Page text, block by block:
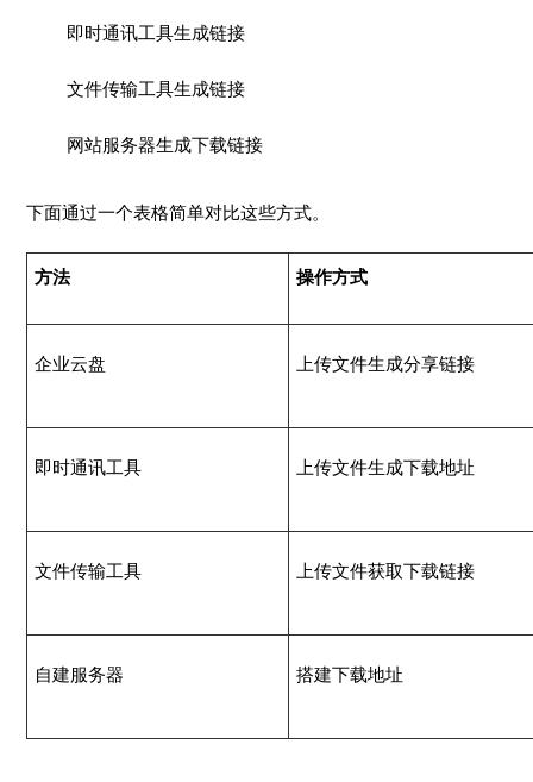
即时通讯工具生成链接
文件传输工具生成链接
网站服务器生成下载链接
下面通过一个表格简单对比这些方式。
方法 操作方式
企业云盘 上传文件生成分享链接
即时通讯工具 上传文件生成下载地址
文件传输工具 上传文件获取下载链接
自建服务器 搭建下载地址